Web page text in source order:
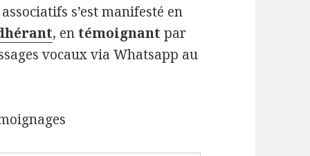
s’est manifesté en
, en témoignant par
vocaux via Whatsapp au